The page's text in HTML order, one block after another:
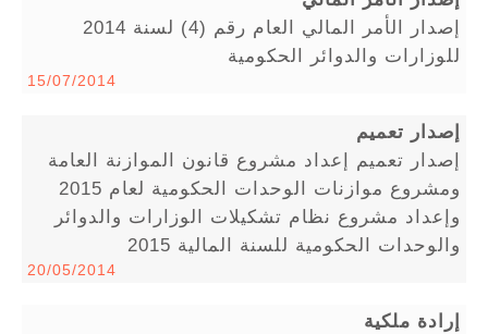
إصدار الأمر المالي العام رقم (4) لسنة 2014
للوزارات والدوائر الحكومية
15/07/2014
إصدار تعميم
إصدار تعميم إعداد مشروع قانون الموازنة العامة
ومشروع موازنات الوحدات الحكومية لعام 2015
وإعداد مشروع نظام تشكيلات الوزارات والدوائر
والوحدات الحكومية للسنة المالية 2015
20/05/2014
إرادة ملكية